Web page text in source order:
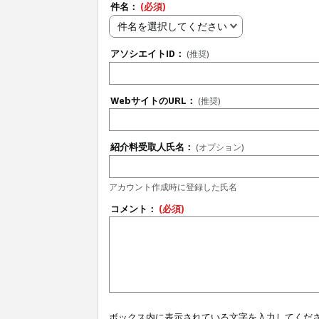
件名： (必須)
件名を選択してください
アソシエイトID： (推奨)
WebサイトのURL： (推奨)
紹介料受取人氏名： (オプション)
アカウント作成時に登録した氏名
コメント： (必須)